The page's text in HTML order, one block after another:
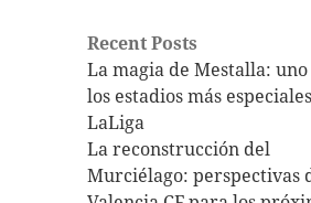
Recent Posts
La magia de Mestalla: uno
los estadios más
LaLiga
La reconstrucción del
Murciélago: perspectivas